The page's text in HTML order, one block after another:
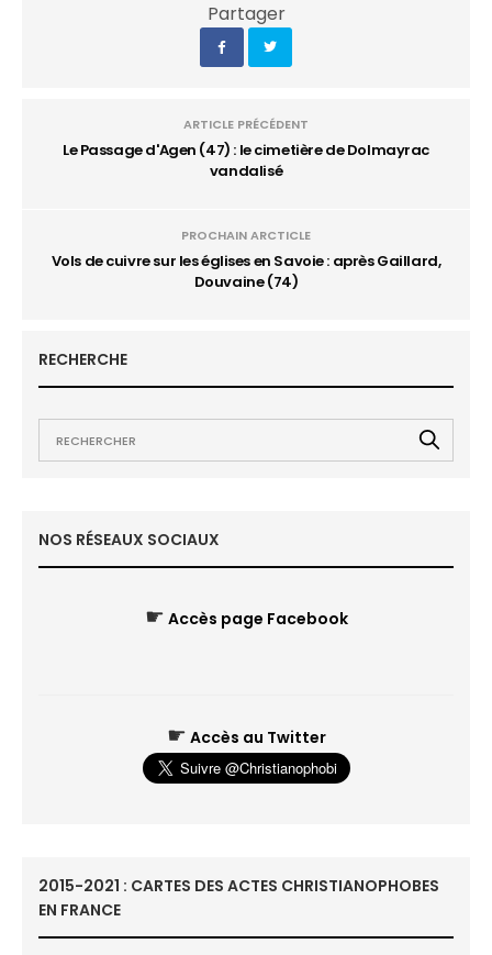
Partager
ARTICLE PRÉCÉDENT
Le Passage d'Agen (47) : le cimetière de Dolmayrac
vandalisé
PROCHAIN ARCTICLE
Vols de cuivre sur les églises en Savoie : après Gaillard,
Douvaine (74)
RECHERCHE
NOS RÉSEAUX SOCIAUX
☛ Accès page Facebook
☛ Accès au Twitter
2015-2021 : CARTES DES ACTES CHRISTIANOPHOBES
EN FRANCE